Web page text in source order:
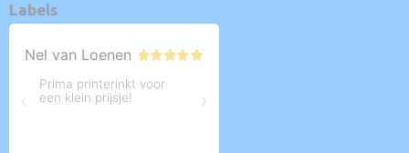
Labels